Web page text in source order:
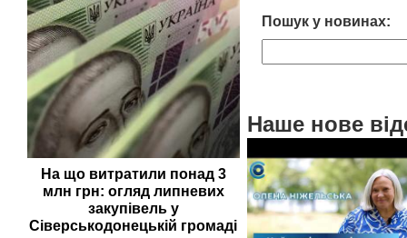
На що витратили понад 3
млн грн: огляд липневих
закупівель у
Сіверськодонецькій громаді
Пошук у новинах:
Наше нове